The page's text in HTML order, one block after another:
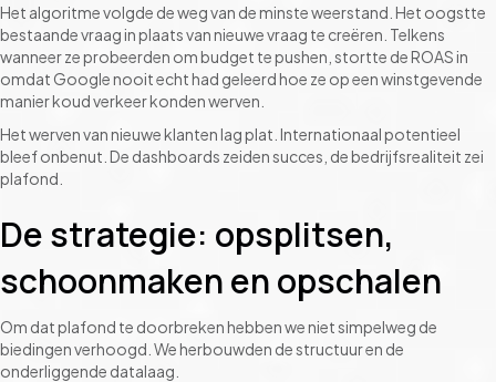
Het algoritme volgde de weg van de minste weerstand. Het oogstte
bestaande vraag in plaats van nieuwe vraag te creëren. Telkens
wanneer ze probeerden om budget te pushen, stortte de ROAS in
omdat Google nooit echt had geleerd hoe ze op een winstgevende
manier koud verkeer konden werven.
Het werven van nieuwe klanten lag plat. Internationaal potentieel
bleef onbenut. De dashboards zeiden succes, de bedrijfsrealiteit zei
plafond.
De strategie: opsplitsen,
schoonmaken en opschalen
Om dat plafond te doorbreken hebben we niet simpelweg de
biedingen verhoogd. We herbouwden de structuur en de
onderliggende datalaag.